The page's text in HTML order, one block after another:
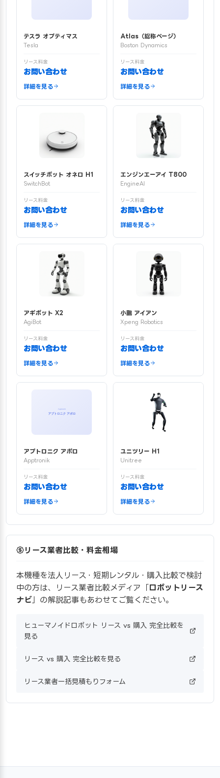
テスラ オプティマス
Tesla
リース料金
お問い合わせ
詳細を見る
Atlas（総称ページ）
Boston Dynamics
リース料金
お問い合わせ
詳細を見る
スイッチボット オネロ H1
SwitchBot
リース料金
お問い合わせ
詳細を見る
エンジンエーアイ T800
EngineAI
リース料金
お問い合わせ
詳細を見る
アギボット X2
AgiBot
リース料金
お問い合わせ
詳細を見る
小鵬 アイアン
Xpeng Robotics
リース料金
お問い合わせ
詳細を見る
アプトロニク アポロ
Apptronik
リース料金
お問い合わせ
詳細を見る
ユニツリー H1
Unitree
リース料金
お問い合わせ
詳細を見る
リース業者比較・料金相場
本機種を法人リース・短期レンタル・購入比較で検討
中の方は、リース業者比較メディア「ロボットリース
ナビ 」の解説記事もあわせてご覧ください。
ヒューマノイドロボット リース vs 購入 完全比較を
見る
リース vs 購入 完全比較を見る
リース業者一括見積もりフォーム